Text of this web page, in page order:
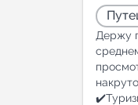
Держу